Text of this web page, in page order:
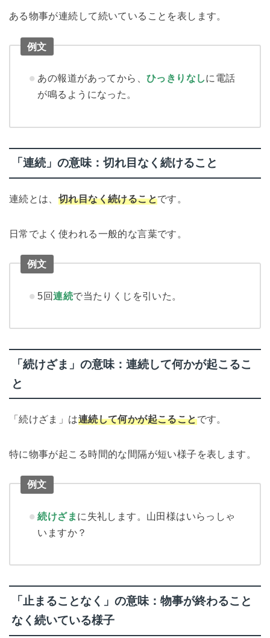
ある物事が連続して続いていることを表します。
例文
あの報道があってから、ひっきりなしに電話
が鳴るようになった。
「連続」の意味：切れ目なく続けること
連続とは、 切れ目なく続けることです。
日常でよく使われる一般的な言葉です。
例文
5回連続で当たりくじを引いた。
「続けざま」の意味：連続して何かが起こるこ
と
「続けざま」は連続して何かが起こることです。
特に物事が起こる時間的な間隔が短い様子を表します。
例文
続けざま に失礼します。山田様はいらっしゃ
いますか？
「止まることなく」の意味：物事が終わること
なく続いている様子